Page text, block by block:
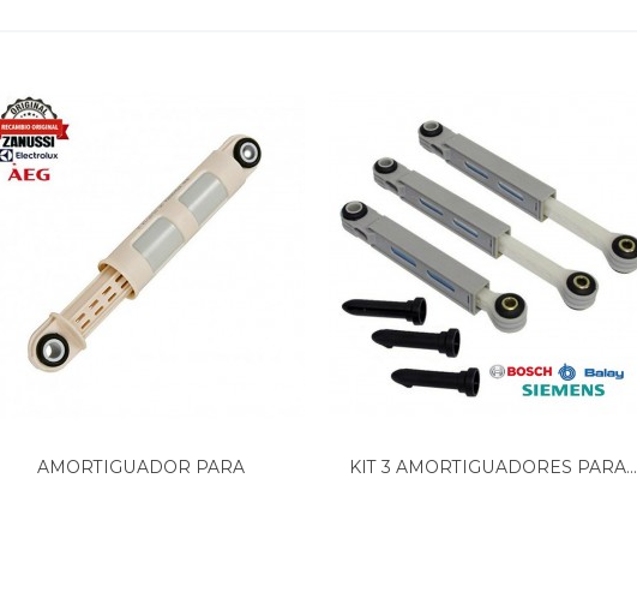
EU
EU
EU
EU
FR
FR
EU
S CIS
CIS
CIS
CIS
EX
AMORTIGUADOR PARA
KIT 3 AMORTIGUADORES PARA...